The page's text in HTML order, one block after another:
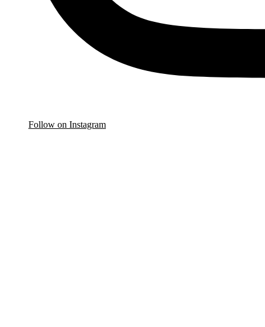
Follow on Instagram